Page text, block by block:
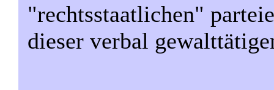
"rechtsstaatlichen"
dieser verbal